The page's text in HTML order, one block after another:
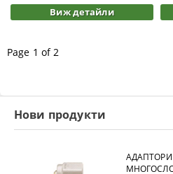
Виж детайли
Page 1 of 2
Нови продукти
АДАПТОРИ